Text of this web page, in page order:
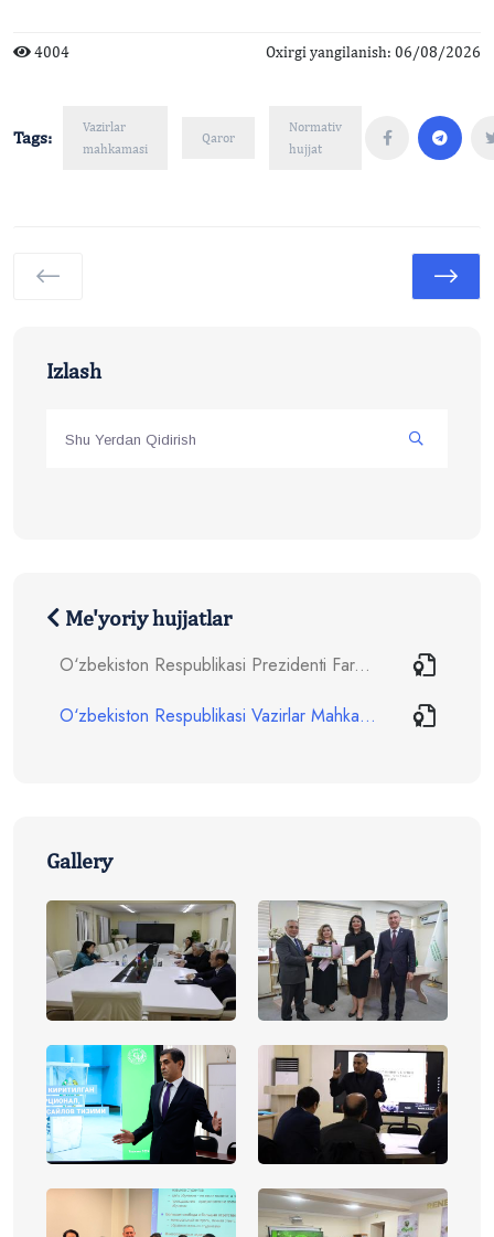
4004 Oxirgi yangilanish: 06/08/2026
Tags:
Vazirlar
mahkamasi
Qaror
Normativ
hujjat
Izlash
Me'yoriy hujjatlar
O‘zbekiston Respublikasi Prezidenti Far...
O‘zbekiston Respublikasi Vazirlar Mahka...
Gallery